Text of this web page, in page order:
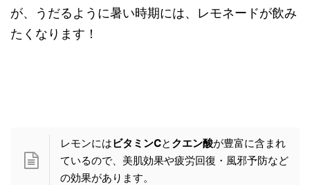
が、うだるように暑い時期には、レモネードが飲み
たくなります！
レモンにはビタミンCと クエン酸が豊富に含まれ
ているので、美肌効果や疲労回復・風邪予防など
の効果があります。